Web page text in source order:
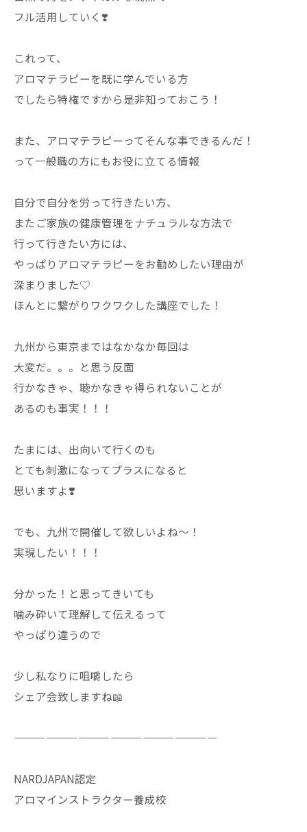
フル活用していく❣️
これって、
アロマテラピーを既に学んでいる方
でしたら特権ですから是非知っておこう！
また、アロマテラピーってそんな事できるんだ！
って一般職の方にもお役に立てる情報
自分で自分を労って行きたい方、
またご家族の健康管理をナチュラルな方法で
行って行きたい方には、
やっぱりアロマテラピーをお勧めしたい理由が
深まりました♡
ほんとに繋がりワクワクした講座でした！
九州から東京まではなかなか毎回は
大変だ。。。と思う反面
行かなきゃ、聴かなきゃ得られないことが
あるのも事実！！！
たまには、出向いて行くのも
とても刺激になってプラスになると
思いますよ❣️
でも、九州で開催して欲しいよね〜！
実現したい！！！
分かった！と思ってきいても
噛み砕いて理解して伝えるって
やっぱり違うので
少し私なりに咀嚼したら
シェア会致しますね📖
———————————————————
NARDJAPAN認定
アロマインストラクター養成校